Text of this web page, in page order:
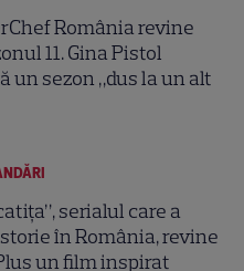
România revine
11. Gina Pistol
un sezon „dus la un alt
serialul care a
în România, revine
un film inspirat